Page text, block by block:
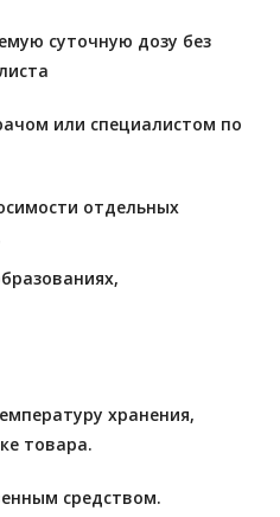
суточную дозу без
или специалистом по
отдельных
хранения,
товара.
средством.